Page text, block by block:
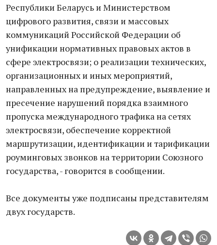
Республики Беларусь и Министерством
цифрового развития, связи и массовых
коммуникаций Российской Федерации об
унификации нормативных правовых актов в
сфере электросвязи; о реализации технических,
организационных и иных мероприятий,
направленных на предупреждение, выявление и
пресечение нарушений порядка взаимного
пропуска международного трафика на сетях
электросвязи, обеспечение корректной
маршрутизации, идентификации и тарификации
роуминговых звонков на территории Союзного
государства, - говорится в сообщении.
Все документы уже подписаны представителям
двух государств.